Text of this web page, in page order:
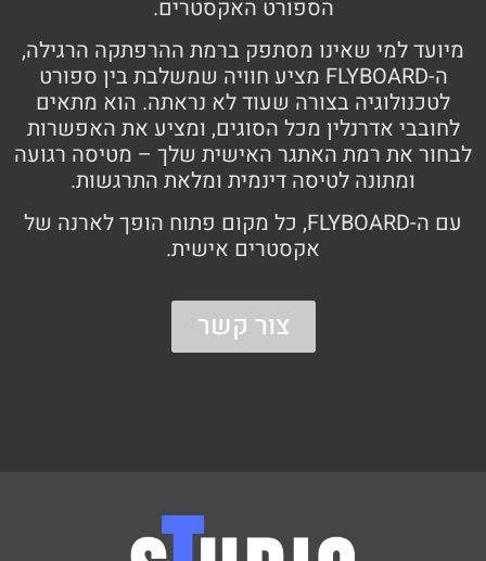
הספורט האקסטרים.
מיועד למי שאינו מסתפק ברמת ההרפתקה הרגילה,
ה-FLYBOARD מציע חוויה שמשלבת בין ספורט
לטכנולוגיה בצורה שעוד לא נראתה. הוא מתאים
לחובבי אדרנלין מכל הסוגים, ומציע את האפשרות
לבחור את רמת האתגר האישית שלך – מטיסה רגועה
ומתונה לטיסה דינמית ומלאת התרגשות.
עם ה-FLYBOARD, כל מקום פתוח הופך לארנה של
אקסטרים אישית.
צור קשר